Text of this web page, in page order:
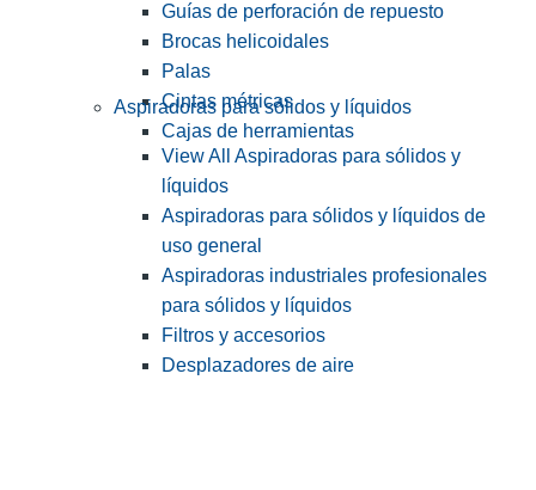
Guías de perforación de repuesto
Brocas helicoidales
Palas
Cintas métricas
Cajas de herramientas
Aspiradoras para sólidos y líquidos
View All Aspiradoras para sólidos y
líquidos
Aspiradoras para sólidos y líquidos de
uso general
Aspiradoras industriales profesionales
para sólidos y líquidos
Filtros y accesorios
Desplazadores de aire